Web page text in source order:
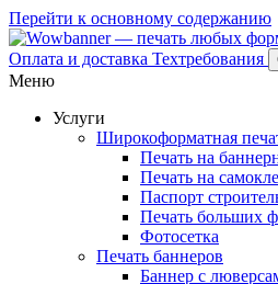
Перейти к основному содержанию
Оплата и доставка Техтребования
Меню
Услуги
Широкоформатная
Печать на
Печать на
Паспорт
Печать больших
Фотосетка
Печать баннеров
Баннер с